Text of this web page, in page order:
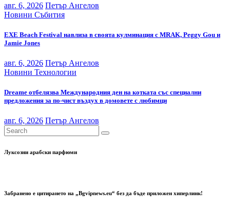
авг. 6, 2026 Петър Ангелов
Новини Събития
EXE Beach Festival навлиза в своята кулминация с MRAK, Peggy Gou и
Jamie Jones
авг. 6, 2026 Петър Ангелов
Новини Технологии
Dreame отбелязва Международния ден на котката със специални
предложения за по-чист въздух в домовете с любимци
авг. 6, 2026 Петър Ангелов
Луксозни арабски парфюми
Забранено е цитирането на „Bgvipnews.eu“ без да бъде приложен хиперлинк!